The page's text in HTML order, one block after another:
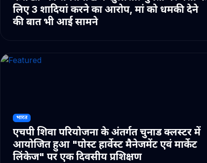
लिए 3 शादियां करने का आरोप, मां को धमकी देने
की बात भी आई सामने
भारत
एचपी शिवा परियोजना के अंतर्गत चुनाड क्लस्टर में
आयोजित हुआ "पोस्ट हार्वेस्ट मैनेजमेंट एवं मार्केट
लिंकेज" पर एक दिवसीय प्रशिक्षण